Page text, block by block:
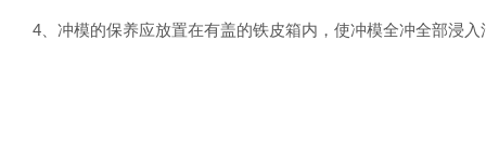
4、冲模的保养应放置在有盖的铁皮箱内，使冲模全冲全部浸入